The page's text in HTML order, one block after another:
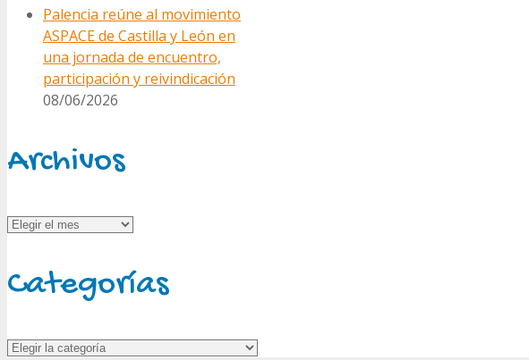
Palencia reúne al movimiento
ASPACE de Castilla y León en
una jornada de encuentro,
participación y reivindicación
08/06/2026
Archivos
Archivos
Categorías
Categorías